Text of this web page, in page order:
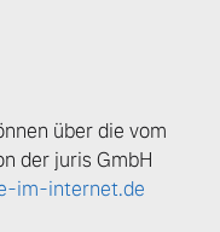
über die vom
der juris GmbH
im-internet.de